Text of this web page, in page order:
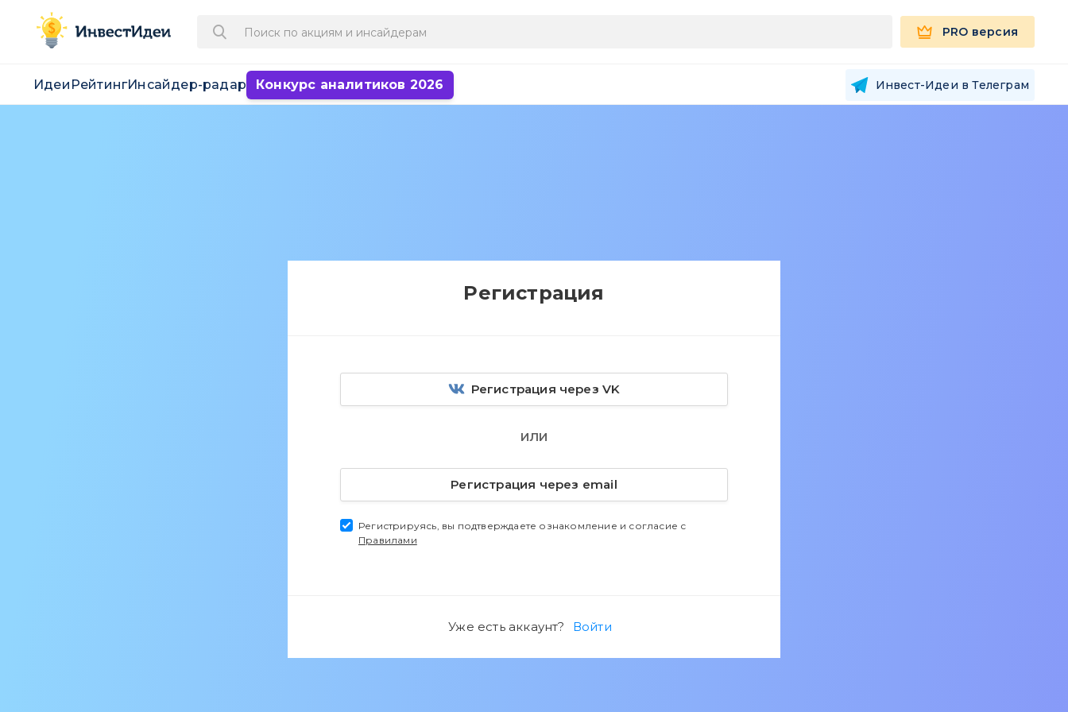
PRO версия
Идеи РейтингИнсайдер-радар Конкурс аналитиков 2026 Инвест-Идеи в Телеграм
Регистрация
Регистрация через VK
ИЛИ
Регистрация через email
Регистрируясь, вы подтверждаете ознакомление и согласие с
Правилами
Уже есть аккаунт? Войти